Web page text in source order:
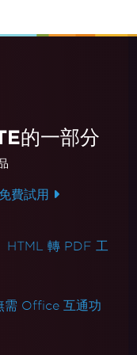
的一部分
費試用
HTML 轉 PDF 工
需 Office 互通功